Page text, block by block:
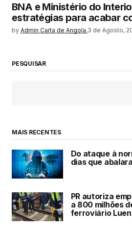
BNA e Ministério do
estratégias para acabar
by Admin Carta de Angola.3 de Agosto,
PESQUISAR
MAIS RECENTES
Do ataque à
dias que
PR autoriza
a 800 milhões
ferroviário